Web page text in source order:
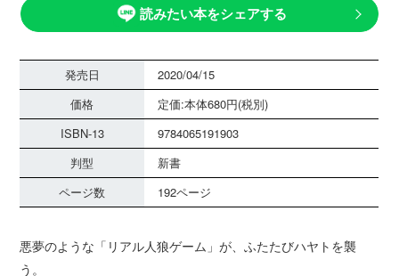
読みたい本をシェアする
発売日
2020/04/15
価格
定価:本体680円(税別)
ISBN-13
9784065191903
判型
新書
ページ数
192ページ
悪夢のような「リアル人狼ゲーム」が、ふたたびハヤトを襲
う。